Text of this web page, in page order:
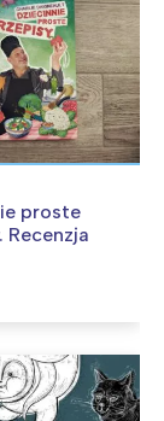
proste
Recenzja